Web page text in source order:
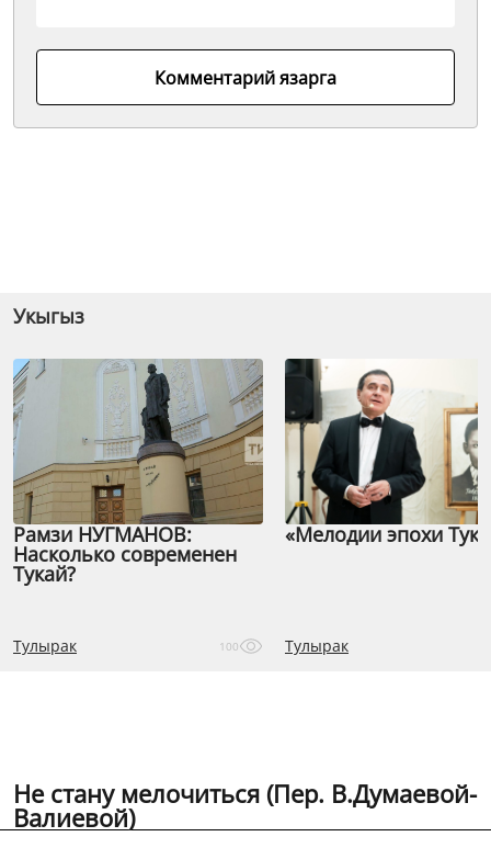
Комментарий язарга
Укыгыз
Рамзи НУГМАНОВ:
Насколько современен
Тукай?
Тулырак 100
«Мелодии эпохи
Тулырак
Не стану мелочиться (Пер. В.Думаевой-
Валиевой)